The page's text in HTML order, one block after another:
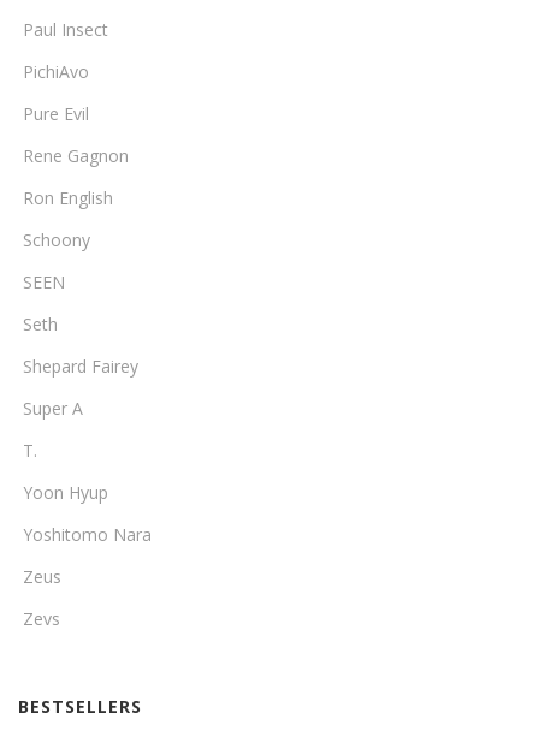
Paul Insect
PichiAvo
Pure Evil
Rene Gagnon
Ron English
Schoony
SEEN
Seth
Shepard Fairey
Super A
T.
Yoon Hyup
Yoshitomo Nara
Zeus
Zevs
BESTSELLERS